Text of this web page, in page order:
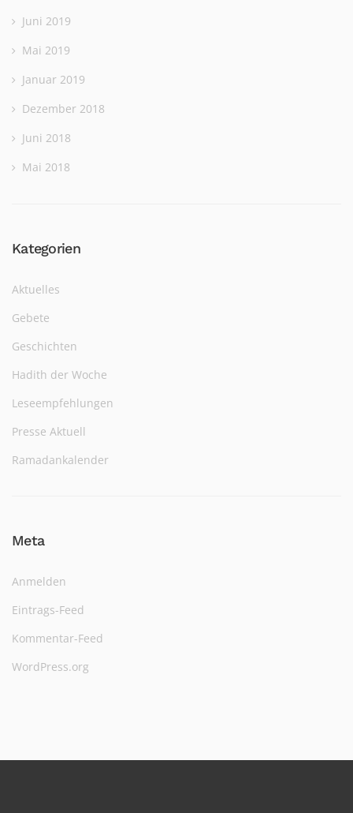
Juni 2019
Mai 2019
Januar 2019
Dezember 2018
Juni 2018
Mai 2018
Kategorien
Aktuelles
Gebete
Geschichten
Hadith der Woche
Leseempfehlungen
Presse Aktuell
Ramadankalender
Meta
Anmelden
Eintrags-Feed
Kommentar-Feed
WordPress.org